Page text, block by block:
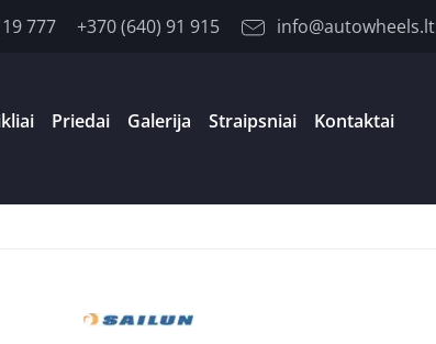
777 +370 (640) 91 915 info@autowheels.lt
Priedai Galerija Straipsniai Kontaktai